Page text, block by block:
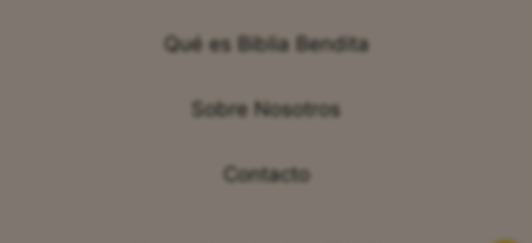
Qué es Biblia Bendita
Sobre Nosotros
Contacto